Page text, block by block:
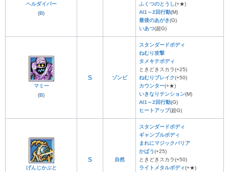
ヘルダイバー
(B)
ふくつのとうし(+★)
AI1～2回行動(M)
最後のあがき(G)
いあつ(超G)
マミー
(B)
S ゾンビ
スタンダードボディ
ねむり攻撃
タメキテボディ
ときどきスカラ(+25)
ねむりブレイク(+50)
カウンター(+★)
いきなりテンション(M)
AI1～2回行動(G)
ヒートアップ(超G)
げんじかぶと
S 自然
スタンダードボディ
ギャンブルボディ
まれにマジックバリア
かばう(+25)
ときどきスカラ(+50)
ライトメタルボディ(+★)